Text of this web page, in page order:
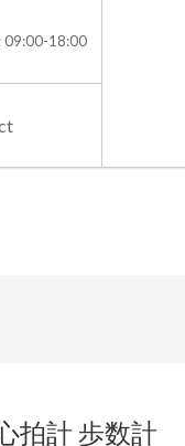
09:00-18:00
拍計 歩数計